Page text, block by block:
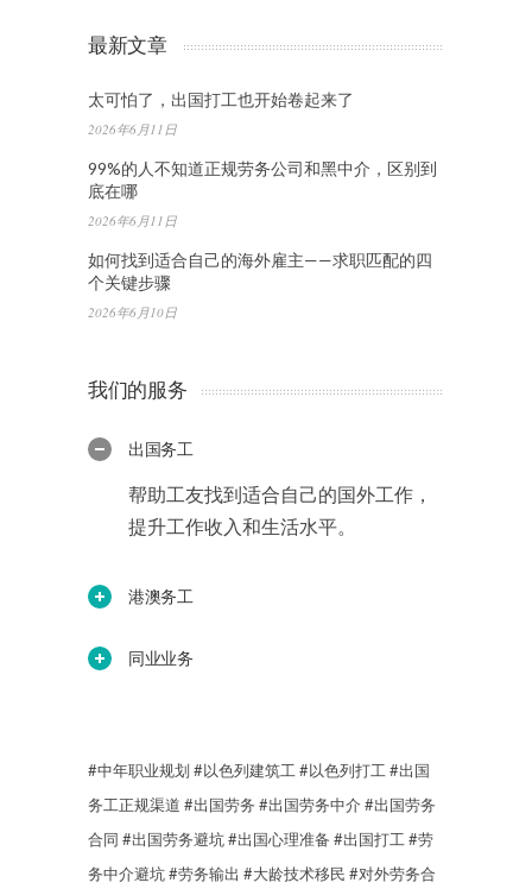
最新文章
太可怕了，出国打工也开始卷起来了
2026年6月11日
99%的人不知道正规劳务公司和黑中介，区别到
底在哪
2026年6月11日
如何找到适合自己的海外雇主——求职匹配的四
个关键步骤
2026年6月10日
我们的服务
出国务工
帮助工友找到适合自己的国外工作，
提升工作收入和生活水平。
港澳务工
同业业务
#中年职业规划 #以色列建筑工 #以色列打工 #出国
务工正规渠道 #出国劳务 #出国劳务中介 #出国劳务
合同 #出国劳务避坑#出国心理准备 #出国打工 #劳
务中介避坑#劳务输出 #大龄技术移民 #对外劳务合